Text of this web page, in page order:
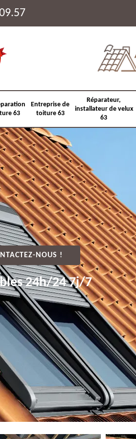
63
Entreprise de
toiture 63
Réparateur,
installateur de velux
63
NOUS !
24h/24 7j/7